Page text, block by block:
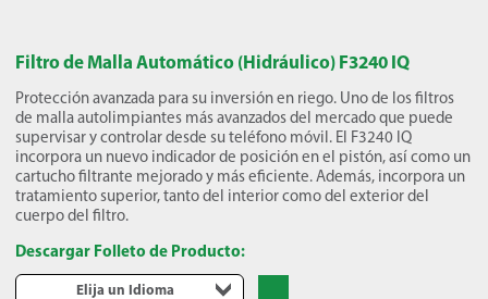
Filtro de Malla Automático (Hidráulico) F3240 IQ
Protección avanzada para su inversión en riego. Uno de los filtros
de malla autolimpiantes más avanzados del mercado que puede
supervisar y controlar desde su teléfono móvil. El F3240 IQ
incorpora un nuevo indicador de posición en el pistón, así como un
cartucho filtrante mejorado y más eficiente. Además, incorpora un
tratamiento superior, tanto del interior como del exterior del
cuerpo del filtro.
Descargar Folleto de Producto:
Elija un Idioma